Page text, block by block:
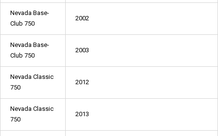
Nevada Base-
Club 750
2002
Nevada Base-
Club 750
2003
Nevada Classic
750
2012
Nevada Classic
750
2013